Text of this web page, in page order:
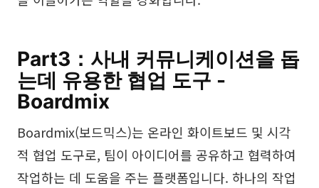
Part3：사내 커뮤니케이션을 돕
는데 유용한 협업 도구 -
Boardmix
Boardmix(보드믹스)는 온라인 화이트보드 및 시각
적 협업 도구로, 팀이 아이디어를 공유하고 협력하여
작업하는 데 도움을 주는 플랫폼입니다. 하나의 작업